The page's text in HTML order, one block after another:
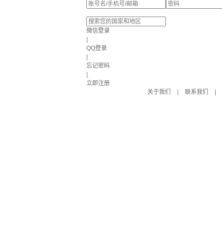
微信登录
QQ登录
忘记密码
立即注册
关于我们
联系我们